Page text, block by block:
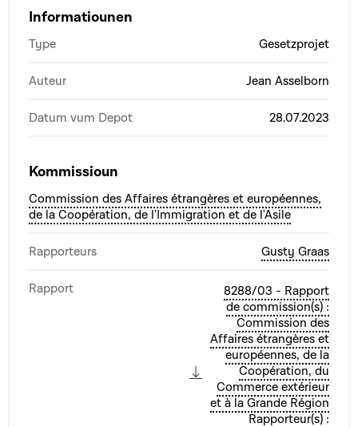
Informatiounen
Type Gesetzprojet
Auteur Jean Asselborn
Datum vum Depot 28.07.2023
Kommissioun
Commission des Affaires étrangères et européennes,
de la Coopération, de l'Immigration et de l'Asile
Rapporteurs Gusty Graas
Rapport
8288/03 - Rapport
de commission(s) :
Commission des
Affaires étrangères et
européennes, de la
Coopération, du
Commerce extérieur
et à la Grande Région
Rapporteur(s) :